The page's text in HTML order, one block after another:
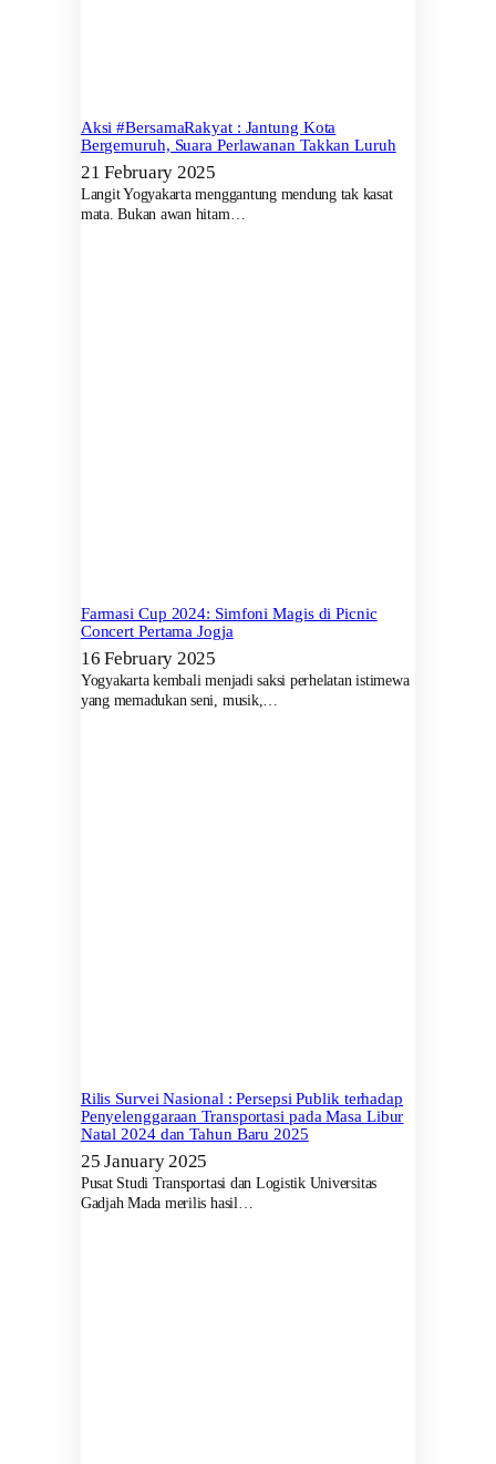
Aksi #BersamaRakyat : Jantung Kota
Bergemuruh, Suara Perlawanan Takkan Luruh
21 February 2025
Langit Yogyakarta menggantung mendung tak kasat
mata. Bukan awan hitam…
Farmasi Cup 2024: Simfoni Magis di Picnic
Concert Pertama Jogja
16 February 2025
Yogyakarta kembali menjadi saksi perhelatan istimewa
yang memadukan seni, musik,…
Rilis Survei Nasional : Persepsi Publik terhadap
Penyelenggaraan Transportasi pada Masa Libur
Natal 2024 dan Tahun Baru 2025
25 January 2025
Pusat Studi Transportasi dan Logistik Universitas
Gadjah Mada merilis hasil…